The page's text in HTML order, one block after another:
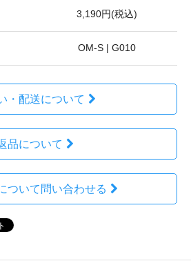
3,190円(税込)
OM-S | G010
・配送について
品について
ついて問い合わせる